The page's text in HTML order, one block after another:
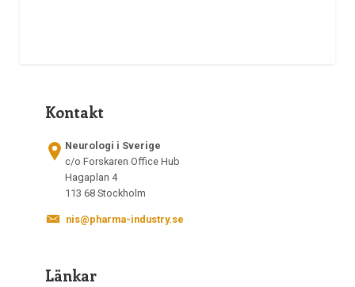
Kontakt
Neurologi i Sverige
c/o Forskaren Office Hub
Hagaplan 4
113 68 Stockholm
nis@pharma-industry.se
Länkar